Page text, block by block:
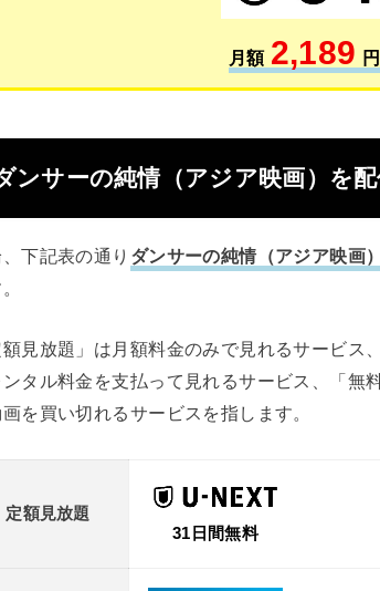
月額 2,189
ンサーの純情（アジア映画）を
下記表の通り ダンサーの純情（アジア映画
額見放題」は月額料金のみで見れるサービ
ンタル料金を支払って見れるサービス、「無
を買い切れるサービスを指します。
定額見放題
31日間無料